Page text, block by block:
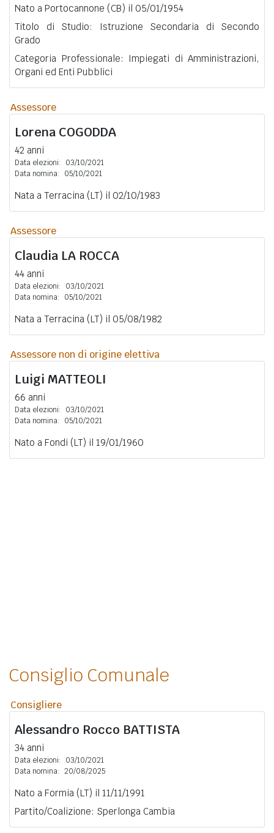
Nato a Portocannone (CB) il 05/01/1954
Titolo di Studio: Istruzione Secondaria di Secondo
Grado
Categoria Professionale: Impiegati di Amministrazioni,
Organi ed Enti Pubblici
Assessore
Lorena COGODDA
42 anni
Data elezioni:
03/10/2021
Data nomina:
05/10/2021
Nata a Terracina (LT) il 02/10/1983
Assessore
Claudia LA ROCCA
44 anni
Data elezioni:
03/10/2021
Data nomina:
05/10/2021
Nata a Terracina (LT) il 05/08/1982
Assessore non di origine elettiva
Luigi MATTEOLI
66 anni
Data elezioni:
03/10/2021
Data nomina:
05/10/2021
Nato a Fondi (LT) il 19/01/1960
Consiglio Comunale
Consigliere
Alessandro Rocco BATTISTA
34 anni
Data elezioni:
03/10/2021
Data nomina: 20/08/2025
Nato a Formia (LT) il 11/11/1991
Partito/Coalizione: Sperlonga Cambia